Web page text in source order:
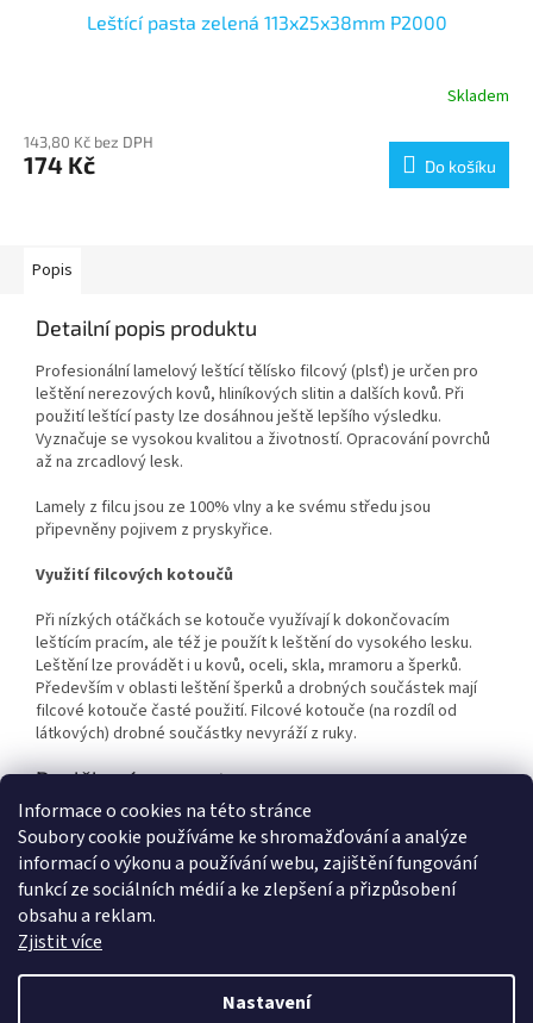
Informace o cookies na této stránce
Soubory cookie používáme ke shromažďování a analýze
informací o výkonu a používání webu, zajištění fungování
funkcí ze sociálních médií a ke zlepšení a přizpůsobení
obsahu a reklam.
Zjistit více
Nastavení
Leštící pasta zelená 113x25x38mm P2000
Skladem
143,80 Kč bez DPH
174 Kč Do košíku
Popis
Detailní popis produktu
Profesionální lamelový leštící tělísko filcový (plsť) je určen pro
leštění nerezových kovů, hliníkových slitin a dalších kovů. Při
použití leštící pasty lze dosáhnou ještě lepšího výsledku.
Vyznačuje se vysokou kvalitou a životností. Opracování povrchů
až na zrcadlový lesk.
Lamely z filcu jsou ze 100% vlny a ke svému středu jsou
připevněny pojivem z pryskyřice.
Využití filcových kotoučů
Při nízkých otáčkách se kotouče využívají k dokončovacím
leštícím pracím, ale též je použít k leštění do vysokého lesku.
Leštění lze provádět i u kovů, oceli, skla, mramoru a šperků.
Především v oblasti leštění šperků a drobných součástek mají
filcové kotouče časté použití. Filcové kotouče (na rozdíl od
látkových) drobné součástky nevyráží z ruky.
Doplňkové parametry
Kategorie : BROUŠENÍ A LEŠTĚNÍ
Hmotnost
0.01 kg
Průměr
40mm
Šířka:
25mm
Stopka: